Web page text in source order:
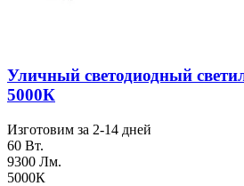
Уличный светодиодный
5000К
Изготовим за 2-14 дней
60 Вт.
9300 Лм.
5000К